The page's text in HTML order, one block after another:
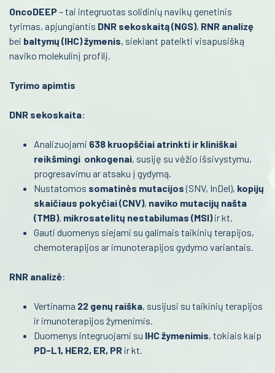
Neurologija
Retos ligos
Urologija
Genetika
Preanalitika
OncoDEEP– tai integruotas solidinių navikų genetinis
tyrimas, apjungiantis DNR sekoskaitą (NGS), RNR analizę
bei baltymų (IHC) žymenis, siekiant pateikti visapusišką
naviko molekulinį profilį.
Tyrimo apimtis
DNR sekoskaita:
Analizuojami 638 kruopščiai atrinkti ir kliniškai
reikšmingi onkogenai, susiję su vėžio išsivystymu,
progresavimu ar atsaku į gydymą.
Nustatomos somatinės mutacijos(SNV, InDel), kopijų
skaičiaus pokyčiai (CNV), naviko mutacijų našta
(TMB), mikrosatelitų nestabilumas (MSI)ir kt.
Gauti duomenys siejami su galimais taikinių terapijos,
chemoterapijos ar imunoterapijos gydymo variantais.
RNR analizė:
Vertinama 22 genų raiška, susijusi su taikinių terapijos
ir imunoterapijos žymenimis.
Duomenys integruojami su IHC žymenimis, tokiais kaip
PD-L1, HER2, ER, PR ir kt.